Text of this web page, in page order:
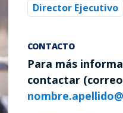
Director Ejecutivo
CONTACTO
Para más
contactar